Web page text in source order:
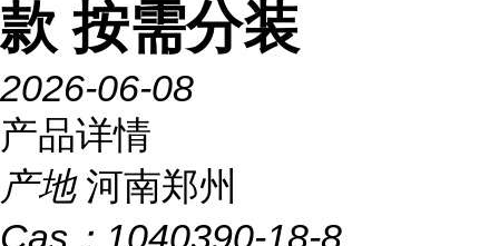
款 按需分装
2026-06-08
产品详情
产地 河南郑州
Cas： 1040390-18-8